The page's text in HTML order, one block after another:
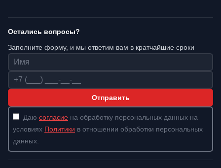
Остались вопросы?
Заполните форму, и мы ответим вам в кратчайшие сроки
Имя
Телефон
Отправить
Даю согласие на обработку персональных данных на
условиях Политики в отношении обработки персональных
данных.